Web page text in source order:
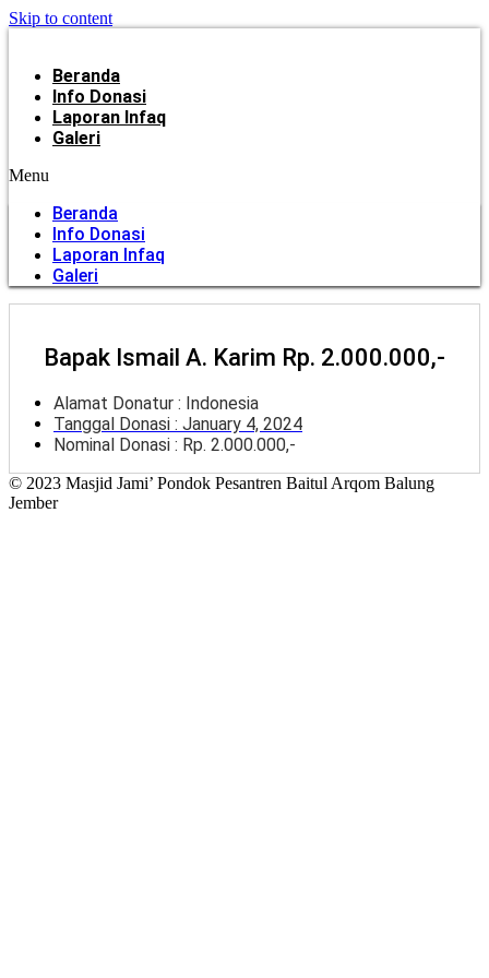
Skip to content
Beranda
Info Donasi
Laporan Infaq
Galeri
Menu
Beranda
Info Donasi
Laporan Infaq
Galeri
Bapak Ismail A. Karim Rp. 2.000.000,-
Alamat Donatur : Indonesia
Tanggal Donasi : January 4, 2024
Nominal Donasi : Rp. 2.000.000,-
© 2023 Masjid Jami’ Pondok Pesantren Baitul Arqom Balung
Jember